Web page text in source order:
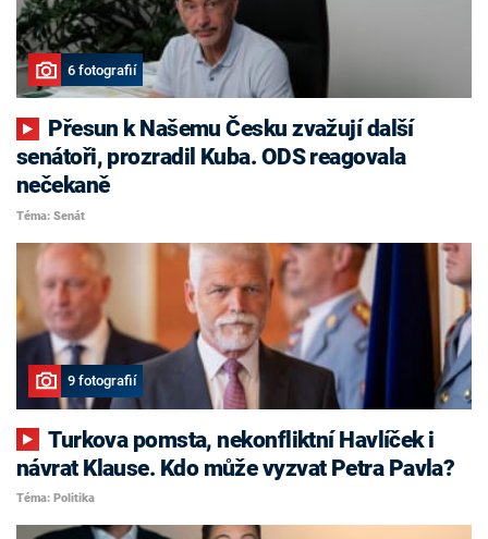
6 fotografií
senátoři, prozradil Kuba. ODS reagovala
nečekaně
Téma: Senát
9 fotografií
Turkova pomsta, nekonfliktní Havlíček i
návrat Klause. Kdo může vyzvat Petra Pavla?
Téma: Politika